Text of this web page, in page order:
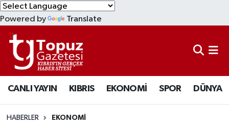
Powered by Translate
CANLI YAYIN KIBRIS EKONOMİ SPOR DÜNYA
HABERLER EKONOMİ
KIBRIS
DÜNYA
EKONOMİ
MAGAZİN
Lefkoşa Nöbetçi Eczaneler
Lefkoşa Hava Durumu
Lefkoşa Trafik Yoğunluk Haritası
Süper Lig Puan Durumu ve Fikstür